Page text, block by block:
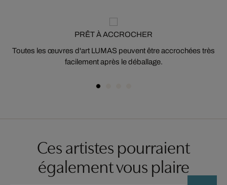
PRÊT À ACCROCHER
Toutes les œuvres d'art LUMAS peuvent être accrochées très
facilement après le déballage.
Ces artistes pourraient
également vous plaire